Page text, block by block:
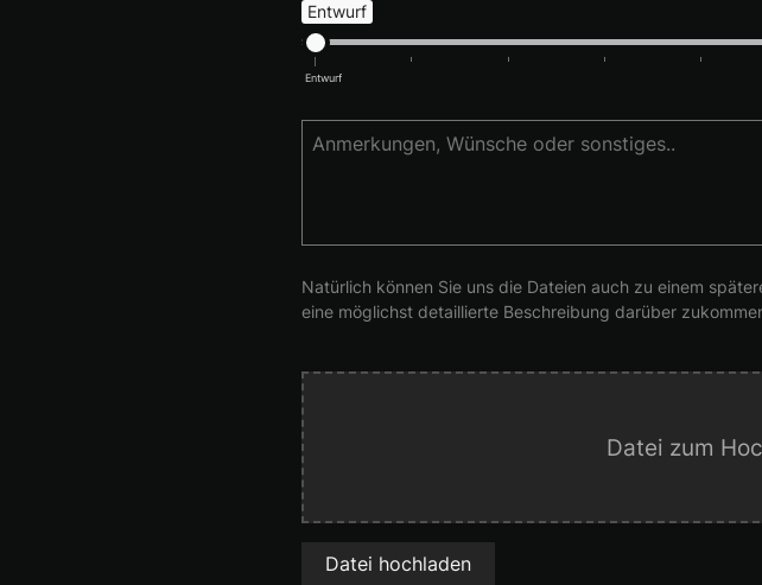
Entwurf
Entwurf
Natürlich können Sie uns die Dateien auch zu einem
eine möglichst detaillierte Beschreibung darüber
Datei zum
Datei hochladen